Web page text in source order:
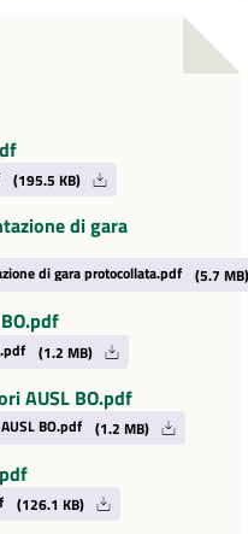
(195.5 KB)
di gara
di gara protocollata.pdf (5.7 MB)
(1.2 MB)
AUSL BO.pdf
BO.pdf (1.2 MB)
(126.1 KB)